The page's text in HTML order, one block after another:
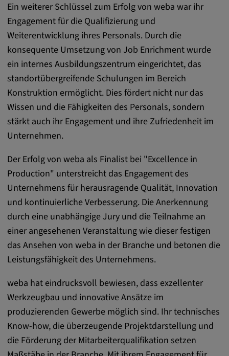
Ein weiterer Schlüssel zum Erfolg von weba war ihr
Engagement für die Qualifizierung und
Weiterentwicklung ihres Personals. Durch die
konsequente Umsetzung von Job Enrichment wurde
ein internes Ausbildungszentrum eingerichtet, das
standortübergreifende Schulungen im Bereich
Konstruktion ermöglicht. Dies fördert nicht nur das
Wissen und die Fähigkeiten des Personals, sondern
stärkt auch ihr Engagement und ihre Zufriedenheit im
Unternehmen.
Der Erfolg von weba als Finalist bei "Excellence in
Production" unterstreicht das Engagement des
Unternehmens für herausragende Qualität, Innovation
und kontinuierliche Verbesserung. Die Anerkennung
durch eine unabhängige Jury und die Teilnahme an
einer angesehenen Veranstaltung wie dieser festigen
das Ansehen von weba in der Branche und betonen die
Leistungsfähigkeit des Unternehmens.
weba hat eindrucksvoll bewiesen, dass exzellenter
Werkzeugbau und innovative Ansätze im
produzierenden Gewerbe möglich sind. Ihr technisches
Know-how, die überzeugende Projektdarstellung und
die Förderung der Mitarbeiterqualifikation setzen
bandwidth
Anbieter:
youtube.com, google.com, doubleclick.net
Zweck:
VISITOR_INFO1_LIVE wird genutzt, um
Probleme mit dem Dienst zu erkennen und
zu beheben. YSC wird von YouTube
verwendet, um Nutzereingaben zu speichern
und sie den Aktionen eines Nutzers
zuzuordnen.
Cookie Laufzeit:
1 Jahr
Vimeo
Matterport
Name:
_mkto_trk, singular_device_id, _vis_opt_s,
_gcl_au, FPAU, _rdt_uuid, _zitok,
_vis_opt_exp_124_combi,
_vis_opt_exp_140_combi, _vwo_ds,
_uetvid, ajs_anonymous_id, _vwo_uuid,
_vwo_uuid_v2, _ga, _ga_W66Y5HELXX,
_cfuvid, __q_state_oerwbSnkKEjaiD3g,
apple_analytics, _clck, cookie_consent_v3